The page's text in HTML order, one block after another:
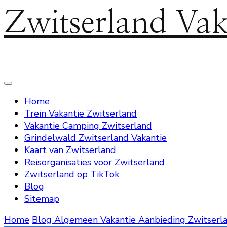
Zwitserland
Home
Trein Vakantie Zwitserland
Vakantie Camping Zwitserland
Grindelwald Zwitserland Vakantie
Kaart van Zwitserland
Reisorganisaties voor Zwitserland
Zwitserland op TikTok
Blog
Sitemap
Home Blog Algemeen Vakantie Aanbieding